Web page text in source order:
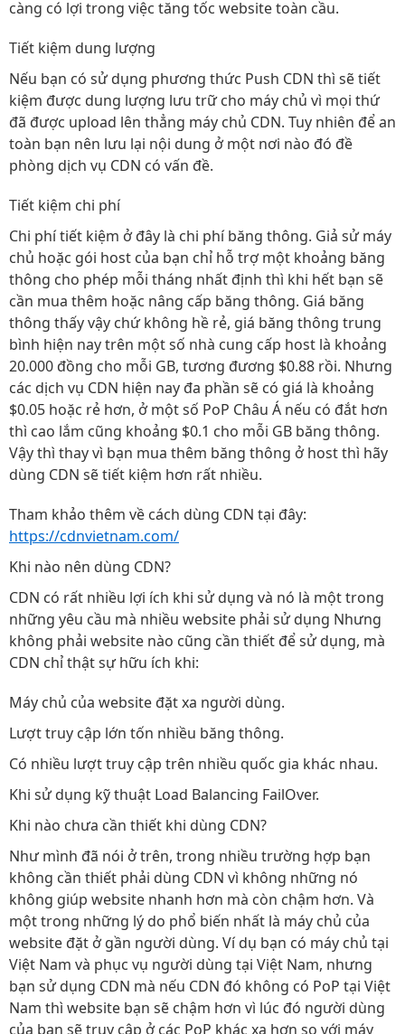
càng có lợi trong việc tăng tốc website toàn cầu.
Tiết kiệm dung lượng
Nếu bạn có sử dụng phương thức Push CDN thì sẽ tiết
kiệm được dung lượng lưu trữ cho máy chủ vì mọi thứ
đã được upload lên thẳng máy chủ CDN. Tuy nhiên để an
toàn bạn nên lưu lại nội dung ở một nơi nào đó đề
phòng dịch vụ CDN có vấn đề.
Tiết kiệm chi phí
Chi phí tiết kiệm ở đây là chi phí băng thông. Giả sử máy
chủ hoặc gói host của bạn chỉ hỗ trợ một khoảng băng
thông cho phép mỗi tháng nhất định thì khi hết bạn sẽ
cần mua thêm hoặc nâng cấp băng thông. Giá băng
thông thấy vậy chứ không hề rẻ, giá băng thông trung
bình hiện nay trên một số nhà cung cấp host là khoảng
20.000 đồng cho mỗi GB, tương đương $0.88 rồi. Nhưng
các dịch vụ CDN hiện nay đa phần sẽ có giá là khoảng
$0.05 hoặc rẻ hơn, ở một số PoP Châu Á nếu có đắt hơn
thì cao lắm cũng khoảng $0.1 cho mỗi GB băng thông.
Vậy thì thay vì bạn mua thêm băng thông ở host thì hãy
dùng CDN sẽ tiết kiệm hơn rất nhiều.
Tham khảo thêm về cách dùng CDN tại đây:
https://cdnvietnam.com/
Khi nào nên dùng CDN?
CDN có rất nhiều lợi ích khi sử dụng và nó là một trong
những yêu cầu mà nhiều website phải sử dụng Nhưng
không phải website nào cũng cần thiết để sử dụng, mà
CDN chỉ thật sự hữu ích khi:
Máy chủ của website đặt xa người dùng.
Lượt truy cập lớn tốn nhiều băng thông.
Có nhiều lượt truy cập trên nhiều quốc gia khác nhau.
Khi sử dụng kỹ thuật Load Balancing FailOver.
Khi nào chưa cần thiết khi dùng CDN?
Như mình đã nói ở trên, trong nhiều trường hợp bạn
không cần thiết phải dùng CDN vì không những nó
không giúp website nhanh hơn mà còn chậm hơn. Và
một trong những lý do phổ biến nhất là máy chủ của
website đặt ở gần người dùng. Ví dụ bạn có máy chủ tại
Việt Nam và phục vụ người dùng tại Việt Nam, nhưng
bạn sử dụng CDN mà nếu CDN đó không có PoP tại Việt
Nam thì website bạn sẽ chậm hơn vì lúc đó người dùng
của bạn sẽ truy cập ở các PoP khác xa hơn so với máy